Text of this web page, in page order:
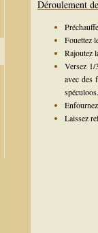
Déroulement
Fouettez
Rajoutez
Versez 1/
avec des
spéculoos.
Laissez